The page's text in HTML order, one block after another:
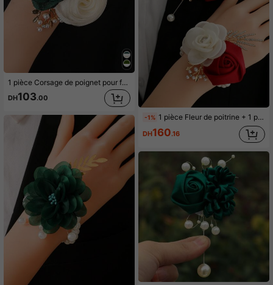
1 pièce Corsage de poignet pour femme, demoiselle d'honneur, mariée, fête de mariage, bracelet de fleurs de poignet en fausse rose verte et tournesol, bal de promo, fête, accessoire de mariage, élégant, anniversaire
DH103.00
-1% 1 pièce Fleur de poitrine + 1 pièce Fleur de poignet, Fleurs de main style coréen vert & beige rose pour demoiselles d'honneur, mariage, fêtes, bracelet quotidien été, plage
DH160.16